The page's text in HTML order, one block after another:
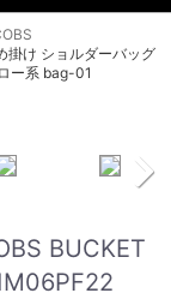
掛け ショルダーバッグ
ー系 bag-01
BUCKET